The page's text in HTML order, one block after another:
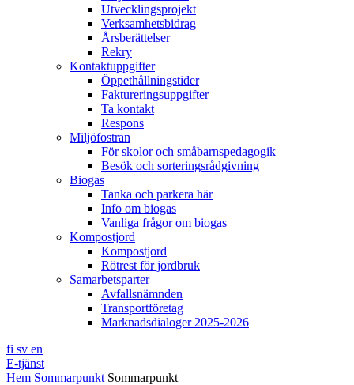
Utvecklingsprojekt
Verksamhetsbidrag
Årsberättelser
Rekry
Kontaktuppgifter
Öppethållningstider
Faktureringsuppgifter
Ta kontakt
Respons
Miljöfostran
För skolor och småbarnspedagogik
Besök och sorteringsrådgivning
Biogas
Tanka och parkera här
Info om biogas
Vanliga frågor om biogas
Kompostjord
Kompostjord
Rötrest för jordbruk
Samarbetsparter
Avfallsnämnden
Transportföretag
Marknadsdialoger 2025-2026
fi sv en
E-tjänst
Hem Sommarpunkt Sommarpunkt